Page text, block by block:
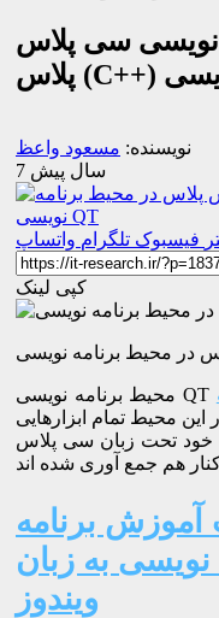
نویسی سی پلاس
نویسنده: مسعود واعظ
7 سال پیش
فیسبوک تلگرام واتساپ
کپی لینک
محیط تمام ابزارهایی
خود تحت زبان سی پلاس
آموزش برنامه
نویسی به زبان C با ابزارهای تحت
ویندوز